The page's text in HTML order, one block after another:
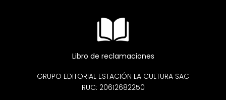
Libro de reclamaciones
GRUPO EDITORIAL ESTACIÓN LA CULTURA SAC
RUC: 20612682250